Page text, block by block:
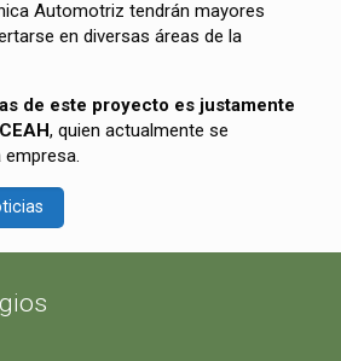
Automotriz tendrán mayores
en diversas áreas de la
de este proyecto es justamente
, quien actualmente se